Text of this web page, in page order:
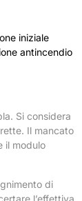
iniziale
antincendio
Si considera
Il mancato
il modulo
di